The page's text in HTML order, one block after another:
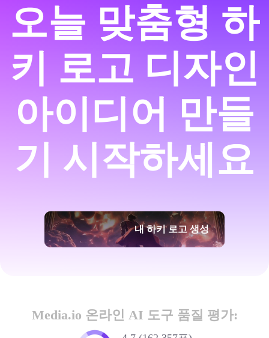
오늘 맞춤형 하
키 로고 디자인
아이디어 만들
기 시작하세요
내 하키 로고 생성
Media.io 온라인 AI 도구 품질 평가: